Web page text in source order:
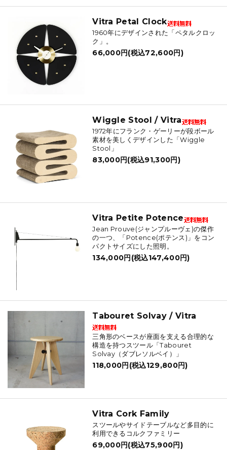
Vitra Petal Clock
1960年にデザインされた「ペタルクロッ
ク」。
66,000円(税込72,600円)
Wiggle Stool / Vitra
1972年にフランク・ゲーリーが段ボール
素材を美しくデザインした「Wiggle
Stool」
83,000円(税込91,300円)
Vitra Petite Potence
Jean Prouve(ジャンプルーヴェ)の傑作
の一つ、「Potence(ポテンス)」をコン
パクトサイズにした照明。
134,000円(税込147,400円)
Tabouret Solvay / Vitra
三角形のベースが座面を支える合理的な
構造を持つスツール「Tabouret
Solvay（ダブレソルベイ）」
118,000円(税込129,800円)
Vitra Cork Family
スツールやサイドテーブルなど多目的に
利用できるコルクファミリー
69,000円(税込75,900円)